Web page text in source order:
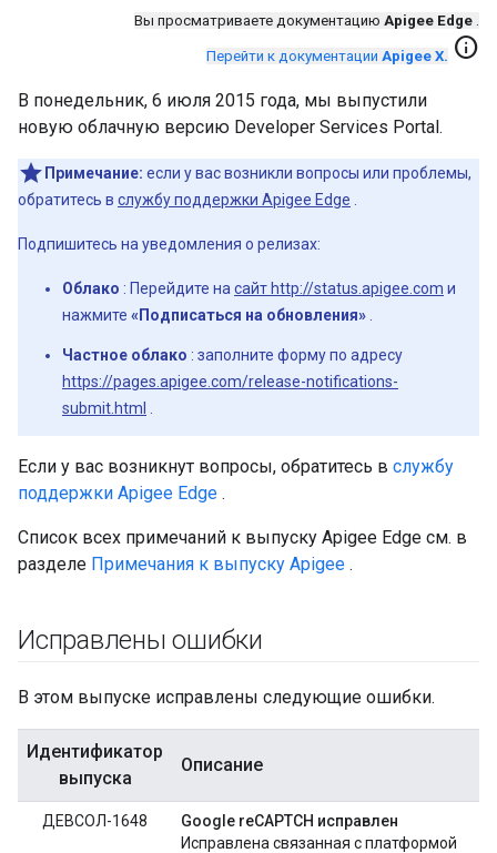
Вы просматриваете документацию Apigee Edge .
Перейти к документации Apigee X. info
В понедельник, 6 июля 2015 года, мы выпустили
новую облачную версию Developer Services Portal.
Примечание: если у вас возникли вопросы или проблемы,
обратитесь в службу поддержки Apigee Edge
Подпишитесь на уведомления о релизах:
Облако : Перейдите на сайт http://status.apigee.com и
нажмите «Подписаться на обновления»
Частное облако : заполните форму по адресу
https://pages.apigee.com/release-notifications-
submit.html
Если у вас возникнут вопросы, обратитесь в службу
поддержки Apigee Edge .
Список всех примечаний к выпуску Apigee Edge см. в
разделе Примечания к выпуску Apigee .
Исправлены ошибки
В этом выпуске исправлены следующие ошибки.
Идентификатор
выпуска
Описание
ДЕВСОЛ-1648
Google reCAPTCH исправлен
Исправлена ​​связанная с платформой